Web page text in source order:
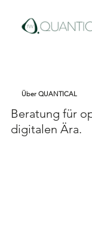
Über QUANTICAL
Beratung für
digitalen Ära.